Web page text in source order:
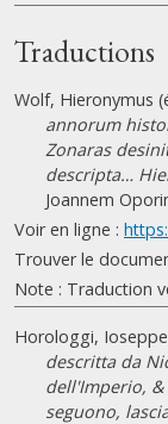
Traductions
Wolf, Hieronymus
annorum
Zonaras
descripta…
Joannem
Voir en ligne :
Trouver le
Note : Traduction
Horologgi,
descritta da
dell'Imperio, &
seguono,